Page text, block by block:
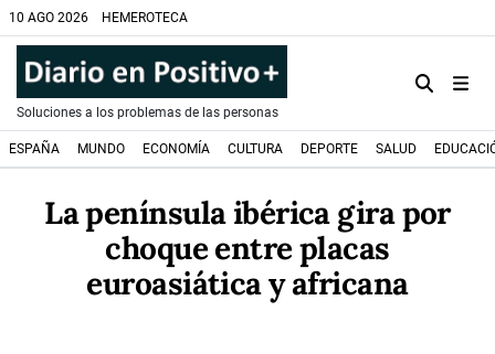
10 AGO 2026 HEMEROTECA
Soluciones a los problemas de las personas
ESPAÑA MUNDO ECONOMÍA CULTURA DEPORTE SALUD
La península ibérica gira por
choque entre placas
euroasiática y africana